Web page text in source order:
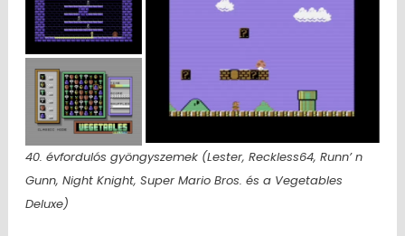
40. évfordulós gyöngyszemek (Lester, Reckless64, Runn’ n
Gunn, Night Knight, Super Mario Bros. és a Vegetables
Deluxe)